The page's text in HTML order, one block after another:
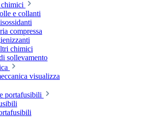
e collanti
compressa
chimici
sollevamento
visualizza
portafusibili